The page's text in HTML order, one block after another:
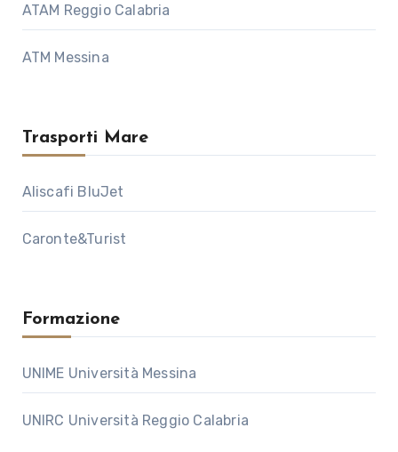
ATAM Reggio Calabria
ATM Messina
Trasporti Mare
Aliscafi BluJet
Caronte&Turist
Formazione
UNIME Università Messina
UNIRC Università Reggio Calabria